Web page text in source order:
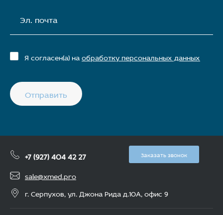
Эл. почта
Отправить
Я согласен(а) наобработку персональных данных
+7 (927) 404 42 27 Заказать звонок
sale@xmed.pro
г. Серпухов, ул. Джона Рида д.10А, офис 9